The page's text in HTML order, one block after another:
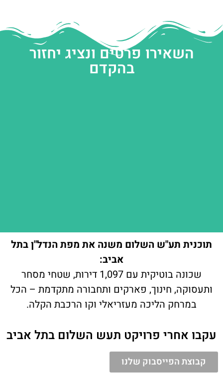
השאירו פרטים ונציג יחזור
בהקדם
תוכנית תע"ש השלום משנה את מפת הנדל"ן בתל
אביב:
שכונה בוטיקית עם 1,097 דירות, שטחי מסחר
ותעסוקה, חינוך, פארקים ותחבורה מתקדמת – הכל
במרחק הליכה מעזריאלי וקו הרכבת הקלה.
עקבו אחרי פרויקט תעש השלום בתל אביב
קבוצת הפייסבוק שלנו